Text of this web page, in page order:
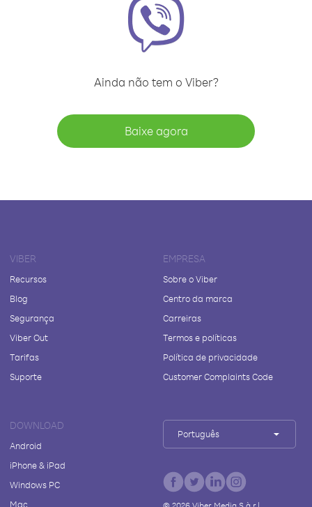
Ainda não tem o Viber?
Baixe agora
VIBER
Recursos
Blog
Segurança
Viber Out
Tarifas
Suporte
EMPRESA
Sobre o Viber
Centro da marca
Carreiras
Termos e políticas
Política de privacidade
Customer Complaints Code
DOWNLOAD
Android
iPhone & iPad
Windows PC
Mac
Português